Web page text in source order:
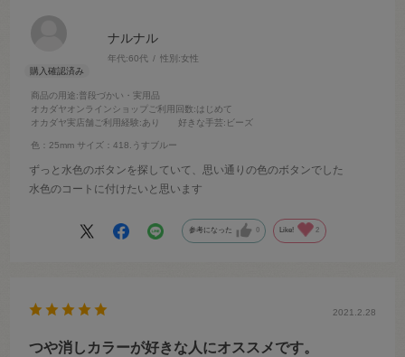
ナルナル
年代:60代 性別:女性
商品の用途:普段づかい・実用品
オカダヤオンラインショップご利用回数:はじめて
オカダヤ実店舗ご利用経験:あり 好きな手芸:ビーズ
色：25mm サイズ：418.うすブルー
ずっと水色のボタンを探していて、思い通りの色のボタンでした
水色のコートに付けたいと思います
参考になった 0 Like! 2
2021.2.28
つや消しカラーが好きな人にオススメです。